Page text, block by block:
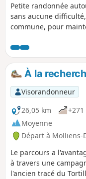
Petite randonnée
sans aucune
commune, pour
commune.
À la
Visorandonneur
26,05 km
+271
Moyenne
Départ à Molliens-
Le parcours a
à travers une
l'ancien tracé du